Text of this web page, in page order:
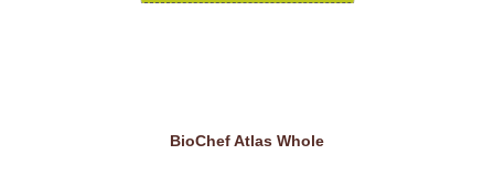
BioChef Atlas Whole